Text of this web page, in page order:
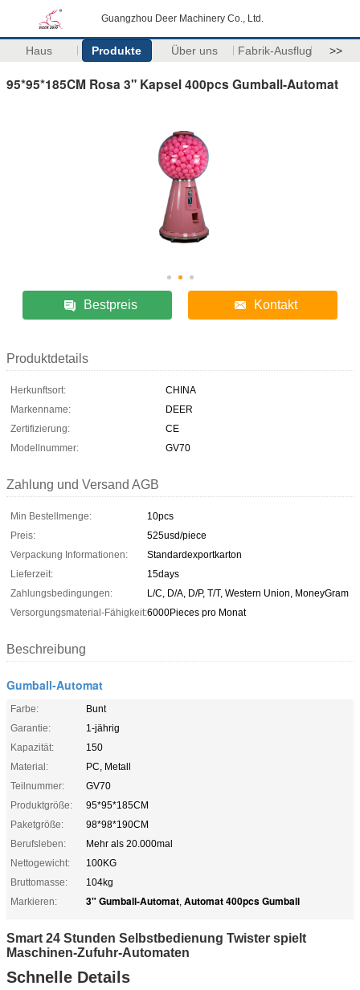
Guangzhou Deer Machinery Co., Ltd.
Haus Produkte Über uns Fabrik-Ausflug >>
95*95*185CM Rosa 3" Kapsel 400pcs Gumball-Automat
Bestpreis Kontakt
Produktdetails
Herkunftsort:
CHINA
Markenname:
DEER
Zertifizierung:
CE
Modellnummer:
GV70
Zahlung und Versand AGB
Min Bestellmenge:
10pcs
Preis:
525usd/piece
Verpackung Informationen:
Standardexportkarton
Lieferzeit:
15days
Zahlungsbedingungen:
L/C, D/A, D/P, T/T, Western Union, MoneyGram
Versorgungsmaterial-Fähigkeit:6000Pieces pro Monat
Beschreibung
Gumball-Automat
Farbe:
Bunt
Garantie:
1-jährig
Kapazität:
150
Material:
PC, Metall
Teilnummer:
GV70
Produktgröße:
95*95*185CM
Paketgröße:
98*98*190CM
Berufsleben:
Mehr als 20.000mal
Nettogewicht:
100KG
Bruttomasse:
104kg
Markieren:
3" Gumball-Automat, Automat 400pcs Gumball
Smart 24 Stunden Selbstbedienung Twister spielt
Maschinen-Zufuhr-Automaten
Schnelle Details